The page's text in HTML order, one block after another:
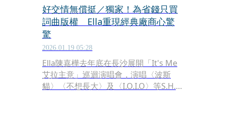
好交情無償挺／獨家！為省錢只買
詞曲版權 Ella重現經典廠商心驚
驚
2026.01.19 05:28
Ella陳嘉樺去年底在長沙展開「It's Me
艾拉主意」巡迴演唱會，演唱〈波斯
貓〉〈不想長大〉及〈I.O.I.O〉等S.H.E